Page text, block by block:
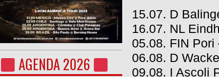
AGENDA 2026
15.07. D
16.07. NL
05.08. FIN
06.08. D
09.08. I Ascoli